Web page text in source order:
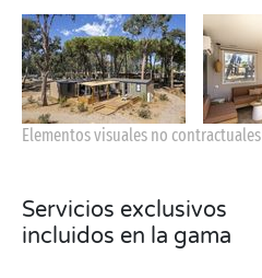
Elementos visuales no contractuales
Servicios exclusivos
incluidos en la gama